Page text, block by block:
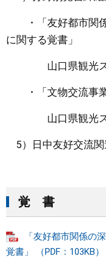
・「友好都市関係
に関する覚書」
山口県観光スポ
・「文物交流事業
山口県観光スポ
5）日中友好交流関
覚 書
「友好都市関係の
覚書」 （PDF：103KB）